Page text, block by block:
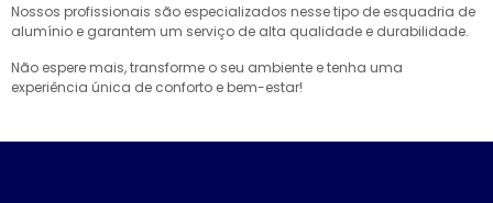
Nossos profissionais são especializados nesse tipo de esquadria de
alumínio e garantem um serviço de alta qualidade e durabilidade.
Não espere mais, transforme o seu ambiente e tenha uma
experiência única de conforto e bem-estar!